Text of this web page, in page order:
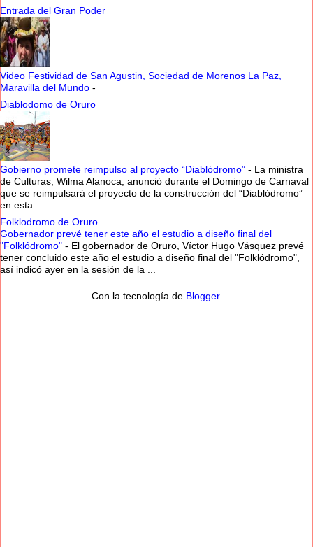
Entrada del Gran Poder
Video Festividad de San Agustin, Sociedad de Morenos La Paz,
Maravilla del Mundo -
Diablodomo de Oruro
Gobierno promete reimpulso al proyecto “Diablódromo” - La ministra
de Culturas, Wilma Alanoca, anunció durante el Domingo de Carnaval
que se reimpulsará el proyecto de la construcción del “Diablódromo”
en esta ...
Folklodromo de Oruro
Gobernador prevé tener este año el estudio a diseño final del
"Folklódromo" - El gobernador de Oruro, Víctor Hugo Vásquez prevé
tener concluido este año el estudio a diseño final del "Folklódromo",
así indicó ayer en la sesión de la ...
Con la tecnología de Blogger.